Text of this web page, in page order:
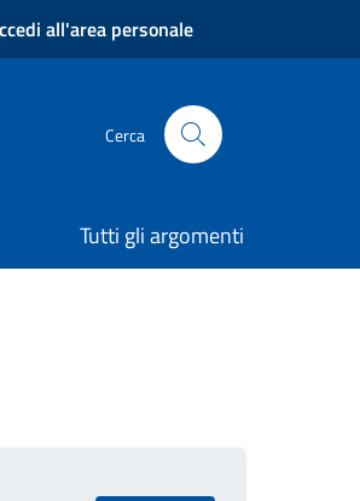
all'area personale
Cerca
Tutti gli argomenti